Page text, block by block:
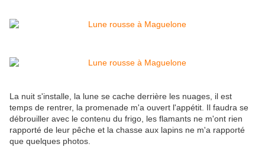
La nuit s'installe, la lune se cache derrière les nuages, il est
temps de rentrer, la promenade m'a ouvert l'appétit. Il faudra se
débrouiller avec le contenu du frigo, les flamants ne m'ont rien
rapporté de leur pêche et la chasse aux lapins ne m'a rapporté
que quelques photos.